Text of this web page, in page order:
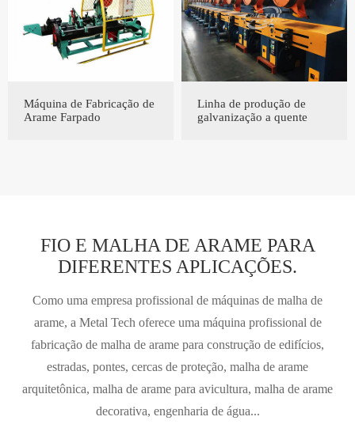
Máquina de Fabricação de
Arame Farpado
Linha de produção de
galvanização a quente
FIO E MALHA DE ARAME PARA
DIFERENTES APLICAÇÕES.
Como uma empresa profissional de máquinas de malha de
arame, a Metal Tech oferece uma máquina profissional de
fabricação de malha de arame para construção de edifícios,
estradas, pontes, cercas de proteção, malha de arame
arquitetônica, malha de arame para avicultura, malha de arame
decorativa, engenharia de água...